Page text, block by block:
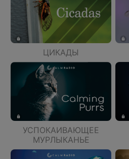
ЦИКАДЫ
УСПОКАИВАЮЩЕЕ
МУРЛЫКАНЬЕ